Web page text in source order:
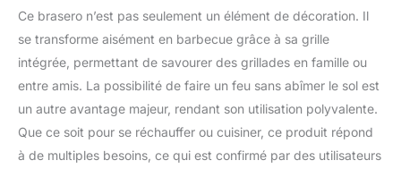
Ce brasero n’est pas seulement un élément de décoration. Il
se transforme aisément en barbecue grâce à sa grille
intégrée, permettant de savourer des grillades en famille ou
entre amis. La possibilité de faire un feu sans abîmer le sol est
un autre avantage majeur, rendant son utilisation polyvalente.
Que ce soit pour se réchauffer ou cuisiner, ce produit répond
à de multiples besoins, ce qui est confirmé par des utilisateurs